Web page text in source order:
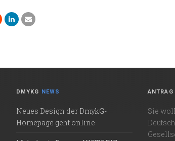
DMYKG NEWS
Neues Design der DmykG-
Homepage geht online
ANTRAG
Sie